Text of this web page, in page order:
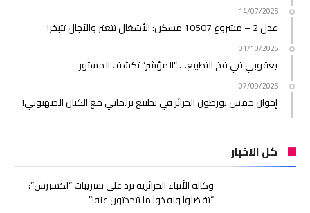
14/07/2025
عدل 2 – مشروع 10507 مسكن: الأشغال تتعثر والآجال تتبخر!
01/10/2025
يعقوبي في فخ التطبيع… “المؤشر” تكشف المستور
07/09/2025
إخوان حمس يورطون الجزائر في تطبيع برلماني مع الكيان الصهيوني!
كل الاخبار
وكالة الأنباء الجزائرية ترد على تسريبات “لكسبرس”:
“تفضلوا ونفذوا ما تتحدثون عنه!”